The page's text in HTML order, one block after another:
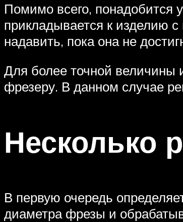
Помимо всего, понадобится
прикладывается к изделию
надавить, пока она не
Для более точной величины
фрезеру. В данном случае
Несколько
В первую очередь
диаметра фрезы и